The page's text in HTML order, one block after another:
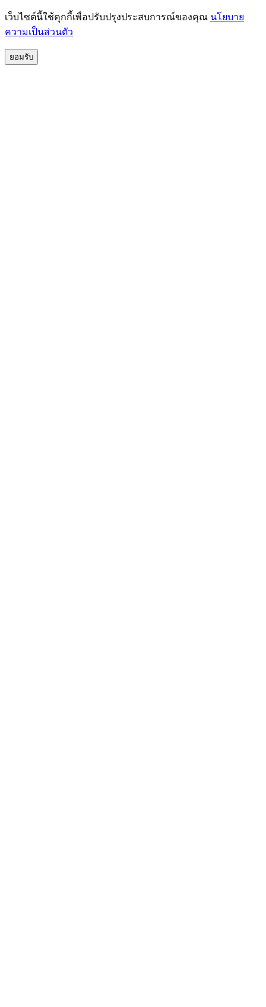
เว็บไซต์นี้ใช้คุกกี้เพื่อปรับปรุงประสบการณ์ของคุณ นโยบาย
ความเป็นส่วนตัว
ยอมรับ